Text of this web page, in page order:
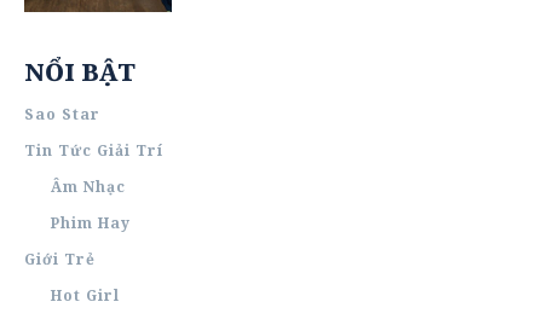
NỔI BẬT
Sao Star
Tin Tức Giải Trí
Âm Nhạc
Phim Hay
Giới Trẻ
Hot Girl